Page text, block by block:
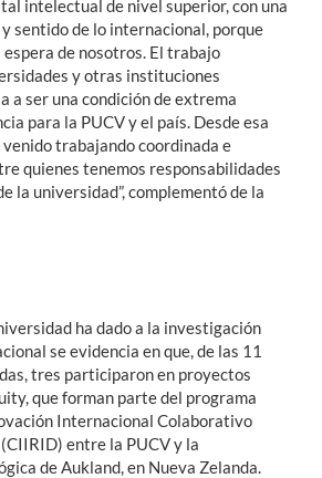
intelectual de nivel superior, con una
sentido de lo internacional, porque
espera de nosotros. El trabajo
y otras instituciones
a ser una condición de extrema
para la PUCV y el país. Desde esa
trabajando coordinada e
quienes tenemos responsabilidades
la universidad”, complementó de la
ha dado a la investigación
se evidencia en que, de las 11
tres participaron en proyectos
que forman parte del programa
Internacional Colaborativo
entre la PUCV y la
de Aukland, en Nueva Zelanda.